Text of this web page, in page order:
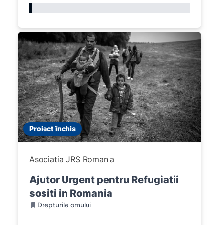
Proiect închis
Asociatia JRS Romania
Ajutor Urgent pentru Refugiatii
sositi in Romania
Drepturile omului